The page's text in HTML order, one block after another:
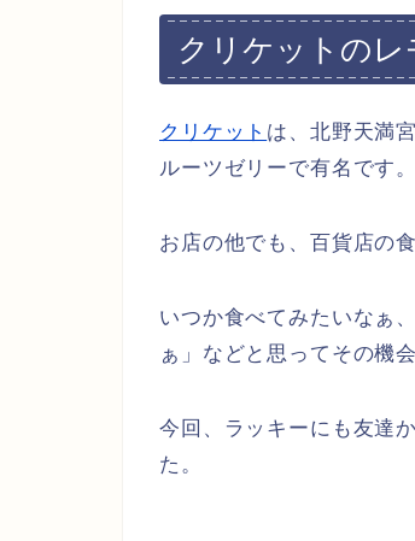
クリケットのレ
クリケット は、北野天満
ルーツゼリーで有名です。
お店の他でも、百貨店の
いつか食べてみたいなぁ
ぁ」などと思ってその機
今回、ラッキーにも友達
た。